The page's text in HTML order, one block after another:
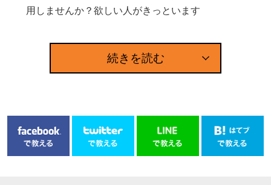
用しませんか？欲しい人がきっといます
続きを読む